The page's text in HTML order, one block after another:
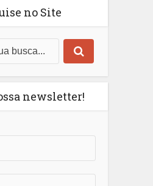
no Site
newsletter!